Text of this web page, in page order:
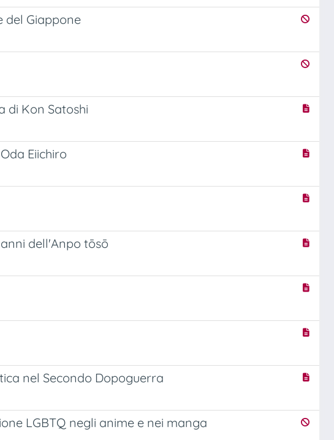
del Giappone
di Kon Satoshi
Eiichiro
dell'Anpo tōsō
nel Secondo Dopoguerra
LGBTQ negli anime e nei manga